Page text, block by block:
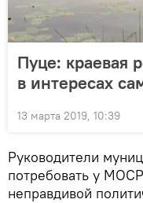
Пуце: краевая
в интересах
13 марта 2019, 10:39
Руководители
потребовать у
неправдивой